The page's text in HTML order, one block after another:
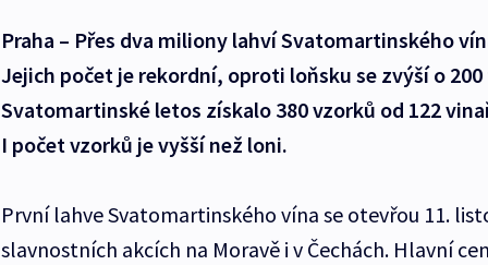
Praha – Přes dva miliony lahví Svatomartinského
Jejich počet je rekordní, oproti loňsku se zvýší o
Svatomartinské letos získalo 380 vzorků od 122
I počet vzorků je vyšší než loni.
První lahve Svatomartinského vína se otevřou 11.
slavnostních akcích na Moravě i v Čechách. Hlavní